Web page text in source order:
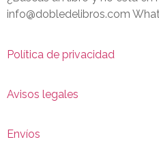
info@dobledelibros.com
Política de privacidad
Avisos legales
Envíos